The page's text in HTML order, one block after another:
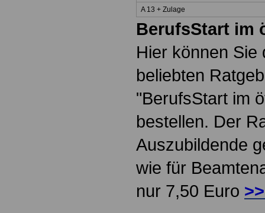
A 13 + Zulage
BerufsStart im
Hier können Sie
beliebten
"BerufsStart im
bestellen. Der
Auszubildende
wie für
nur 7,50 Euro